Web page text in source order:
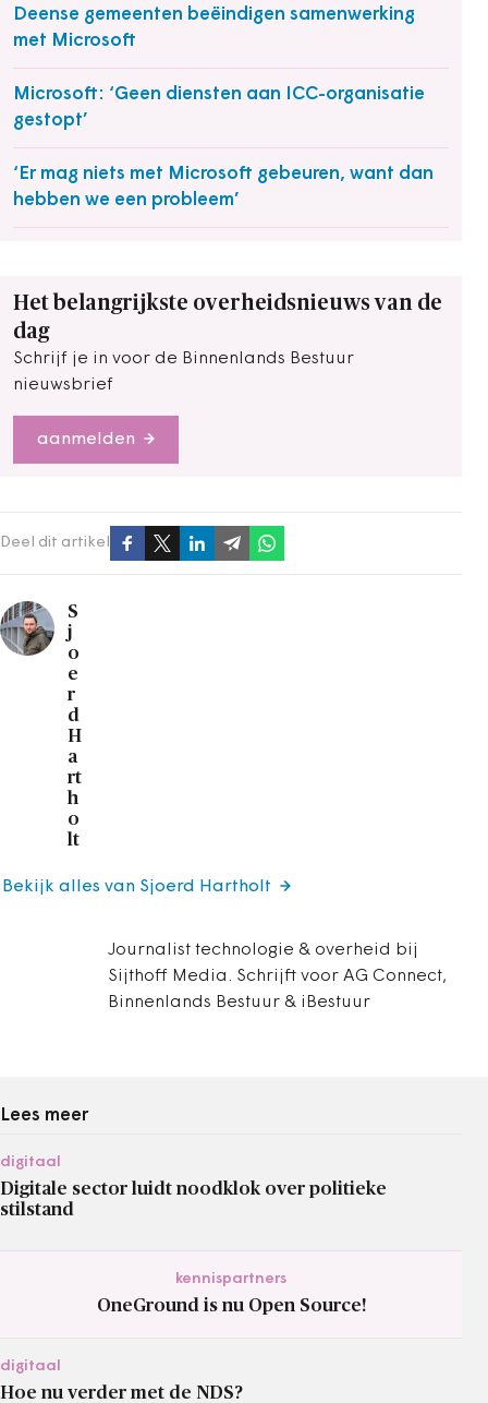
Deense gemeenten beëindigen samenwerking
met Microsoft
Microsoft: ‘Geen diensten aan ICC-organisatie
gestopt’
‘Er mag niets met Microsoft gebeuren, want dan
hebben we een probleem’
Het belangrijkste overheidsnieuws van de
dag
Schrijf je in voor de Binnenlands Bestuur
nieuwsbrief
aanmelden
Deel dit artikel
S
j
o
e
r
d
H
a
rt
h
o
lt
Journalist technologie & overheid bij
Sijthoff Media. Schrijft voor AG Connect,
Binnenlands Bestuur & iBestuur
Bekijk alles van Sjoerd Hartholt
Lees meer
digitaal
Digitale sector luidt noodklok over politieke
stilstand
kennispartners
OneGround is nu Open Source!
digitaal
Hoe nu verder met de NDS?